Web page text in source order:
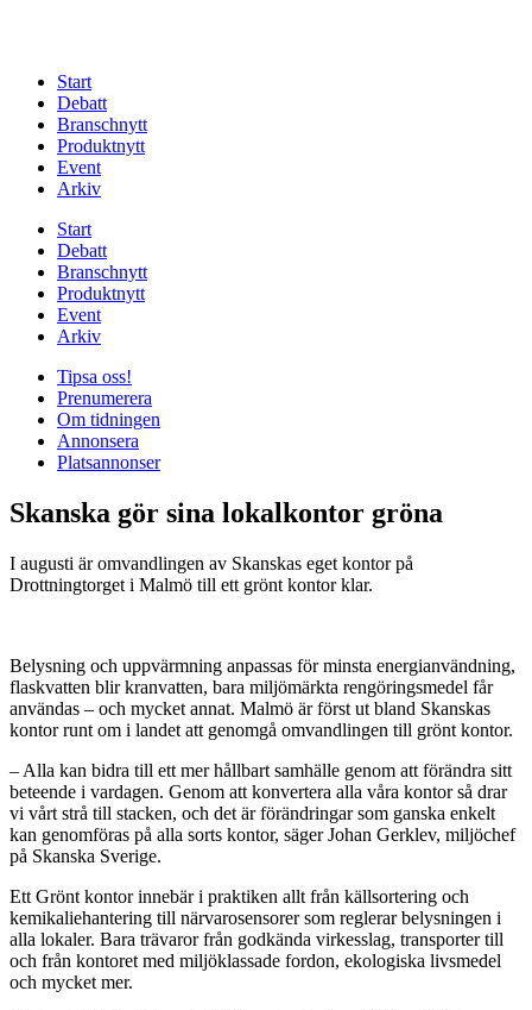
Start
Debatt
Branschnytt
Produktnytt
Event
Arkiv
Start
Debatt
Branschnytt
Produktnytt
Event
Arkiv
Tipsa oss!
Prenumerera
Om tidningen
Annonsera
Platsannonser
Skanska gör sina lokalkontor gröna
I augusti är omvandlingen av Skanskas eget kontor på
Drottningtorget i Malmö till ett grönt kontor klar.
Belysning och uppvärmning anpassas för minsta energianvändning,
flaskvatten blir kranvatten, bara miljömärkta rengöringsmedel får
användas – och mycket annat. Malmö är först ut bland Skanskas
kontor runt om i landet att genomgå omvandlingen till grönt kontor.
– Alla kan bidra till ett mer hållbart samhälle genom att förändra sitt
beteende i vardagen. Genom att konvertera alla våra kontor så drar
vi vårt strå till stacken, och det är förändringar som ganska enkelt
kan genomföras på alla sorts kontor, säger Johan Gerklev, miljöchef
på Skanska Sverige.
Ett Grönt kontor innebär i praktiken allt från källsortering och
kemikaliehantering till närvarosensorer som reglerar belysningen i
alla lokaler. Bara trävaror från godkända virkesslag, transporter till
och från kontoret med miljöklassade fordon, ekologiska livsmedel
och mycket mer.